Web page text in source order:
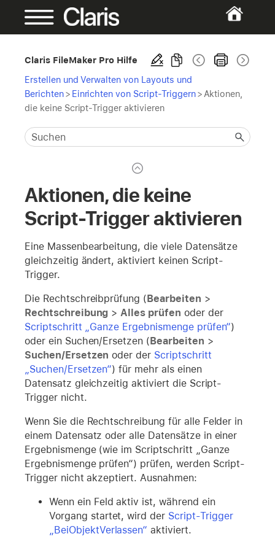
Claris FileMaker Pro Hilfe
Erstellen und Verwalten von Layouts und
Berichten> Einrichten von Script-Triggern > Aktionen,
die keine Script-Trigger aktivieren
Aktionen, die keine
Script-Trigger aktivieren
Eine Massenbearbeitung, die viele Datensätze
gleichzeitig ändert, aktiviert keinen Script-
Trigger.
Die Rechtschreibprüfung (Bearbeiten >
Rechtschreibung >Alles prüfen oder der
Scriptschritt „Ganze Ergebnismenge prüfen“)
oder ein Suchen/Ersetzen (Bearbeiten >
Suchen/Ersetzen oder der Scriptschritt
„Suchen/Ersetzen“) für mehr als einen
Datensatz gleichzeitig aktiviert die Script-
Trigger nicht.
Wenn Sie die Rechtschreibung für alle Felder in
einem Datensatz oder alle Datensätze in einer
Ergebnismenge (wie im Scriptschritt „Ganze
Ergebnismenge prüfen“) prüfen, werden Script-
Trigger nicht akzeptiert. Ausnahmen:
Wenn ein Feld aktiv ist, während ein
Vorgang startet, wird der Script-Trigger
„BeiObjektVerlassen“ aktiviert.